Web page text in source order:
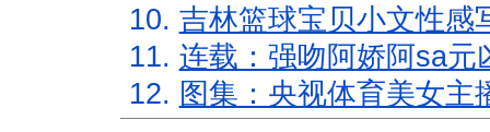
10. 吉林篮球宝贝小文性感
11. 连载：强吻阿娇阿sa元
12. 图集：央视体育美女主